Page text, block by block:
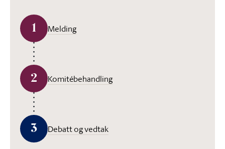
1 Melding
2 Komitébehandling
3 Debatt og vedtak